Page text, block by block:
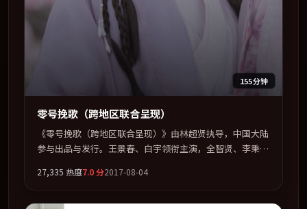
155分钟
零号挽歌（跨地区联合呈现）
《零号挽歌（跨地区联合呈现）》由林超贤执导，中国大陆
参与出品与发行。王景春、白宇领衔主演，全智贤、李秉宪
全片以「传记」类型为骨架，在叙事、表演与视听上力求统
27,335 热度7.0分2017-08-04